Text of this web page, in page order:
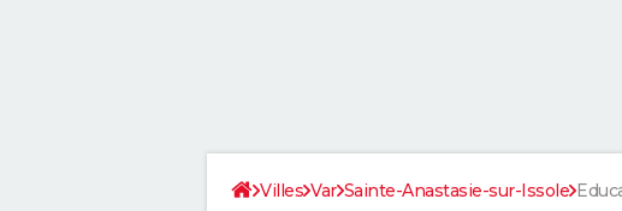
Villes Var Sainte-Anastasie-sur-Issole